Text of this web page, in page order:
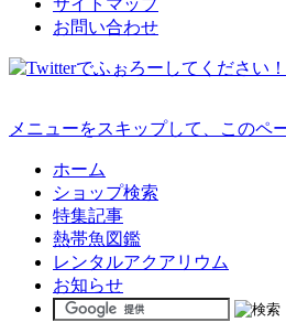
サイトマップ
お問い合わせ
メニューをスキップして、このペ
ホーム
ショップ検索
特集記事
熱帯魚図鑑
レンタルアクアリウム
お知らせ